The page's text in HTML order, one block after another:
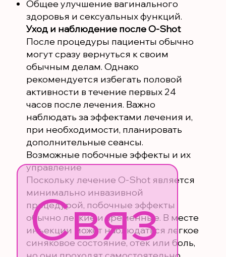
Общее улучшение вагинального
здоровья и сексуальных функций.
Уход и наблюдение после O-Shot
После процедуры пациенты обычно
могут сразу вернуться к своим
обычным делам. Однако
рекомендуется избегать половой
активности в течение первых 24
часов после лечения. Важно
наблюдать за эффектами лечения и,
при необходимости, планировать
дополнительные сеансы.
Возможные побочные эффекты и их
управление
Поскольку лечение O-Shot является
минимально инвазивной
процедурой, побочные эффекты
обычно легкие и временные. В месте
инъекции может наблюдаться легкое
синяковое состояние, отек или боль,
Связ